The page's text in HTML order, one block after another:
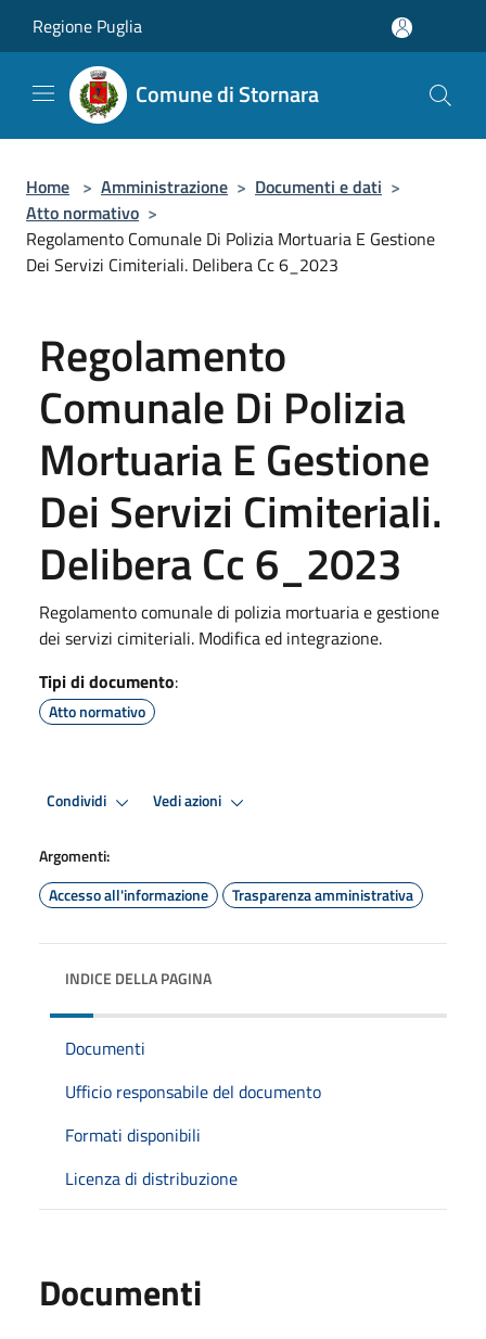
Regione Puglia
Comune di Stornara
Home > Amministrazione > Documenti e dati >
Atto normativo >
Regolamento Comunale Di Polizia Mortuaria E Gestione
Dei Servizi Cimiteriali. Delibera Cc 6_2023
Regolamento
Comunale Di Polizia
Mortuaria E Gestione
Dei Servizi Cimiteriali.
Delibera Cc 6_2023
Regolamento comunale di polizia mortuaria e gestione
dei servizi cimiteriali. Modifica ed integrazione.
Tipi di documento:
Atto normativo
Condividi Vedi azioni
Argomenti:
Accesso all'informazione
Trasparenza amministrativa
INDICE DELLA PAGINA
Documenti
Ufficio responsabile del documento
Formati disponibili
Licenza di distribuzione
Documenti